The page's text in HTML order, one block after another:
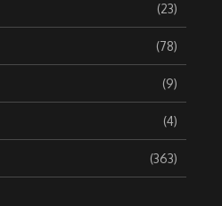
(23)
(78)
(9)
(4)
(363)